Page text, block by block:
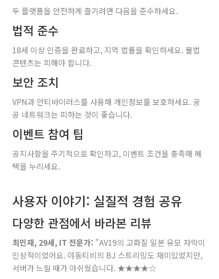
두 플랫폼을 안전하게 즐기려면 다음을 준수하세요.
법적 준수
18세 이상 인증을 완료하고, 지역 법률을 확인하세요. 불법
콘텐츠는 피해야 합니다.
보안 조치
VPN과 안티바이러스를 사용해 개인정보를 보호하세요. 공
공 네트워크는 피하는 것이 좋습니다.
이벤트 참여 팁
공지사항을 주기적으로 확인하고, 이벤트 조건을 충족해 혜
택을 누리세요.
사용자 이야기: 실질적 경험 공유
다양한 관점에서 바라본 리뷰
최민재, 29세, IT 전문가: "AV19의 고화질 일본 유모 자막이
인상적이었어요. 야동티비의 BJ 스트리밍도 재미있었지만,
서버가 느릴 때가 아쉬웠습니다. ★★★★☆